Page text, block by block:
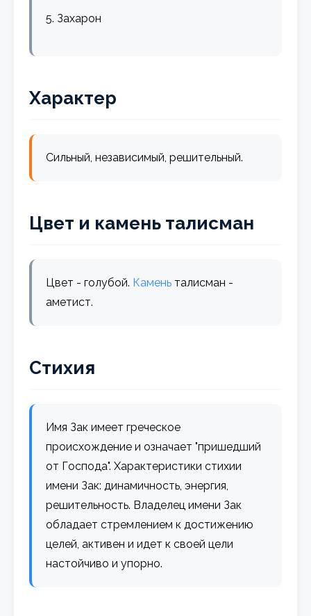
5. Захарон
Характер
Сильный, независимый, решительный.
Цвет и камень талисман
Цвет - голубой. Камень талисман -
аметист.
Стихия
Имя Зак имеет греческое
происхождение и означает "пришедший
от Господа". Характеристики стихии
имени Зак: динамичность, энергия,
решительность. Владелец имени Зак
обладает стремлением к достижению
целей, активен и идет к своей цели
настойчиво и упорно.